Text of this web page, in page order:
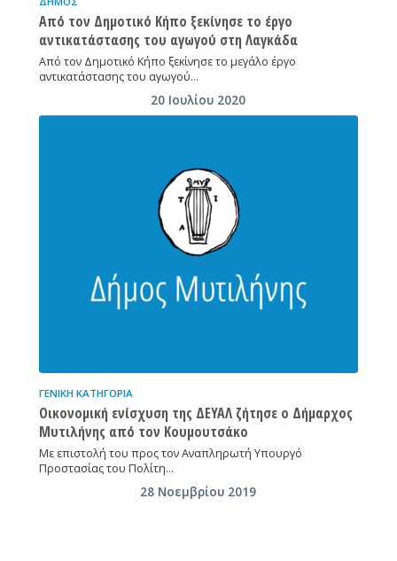
Από τον Δημοτικό Κήπο ξεκίνησε το έργο
αντικατάστασης του αγωγού στη Λαγκάδα
Από τον Δημοτικό Κήπο ξεκίνησε το μεγάλο έργο
αντικατάστασης του αγωγού…
20 Ιουλίου 2020
ΓΕΝΙΚΉ ΚΑΤΗΓΟΡΊΑ
Οικονομική ενίσχυση της ΔΕΥΑΛ ζήτησε ο Δήμαρχος
Μυτιλήνης από τον Κουμουτσάκο
Με επιστολή του προς τον Αναπληρωτή Υπουργό
Προστασίας του Πολίτη…
28 Νοεμβρίου 2019